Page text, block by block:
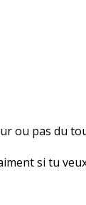
ou pas du
si tu